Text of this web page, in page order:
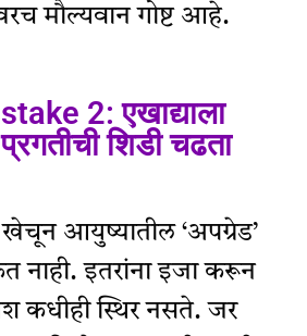
मौल्यवान गोष्ट आहे.
2: एखाद्याला
शिडी चढता
खेचून आयुष्यातील ‘अपग्रेड’
नाही. इतरांना इजा करून
कधीही स्थिर नसते. जर